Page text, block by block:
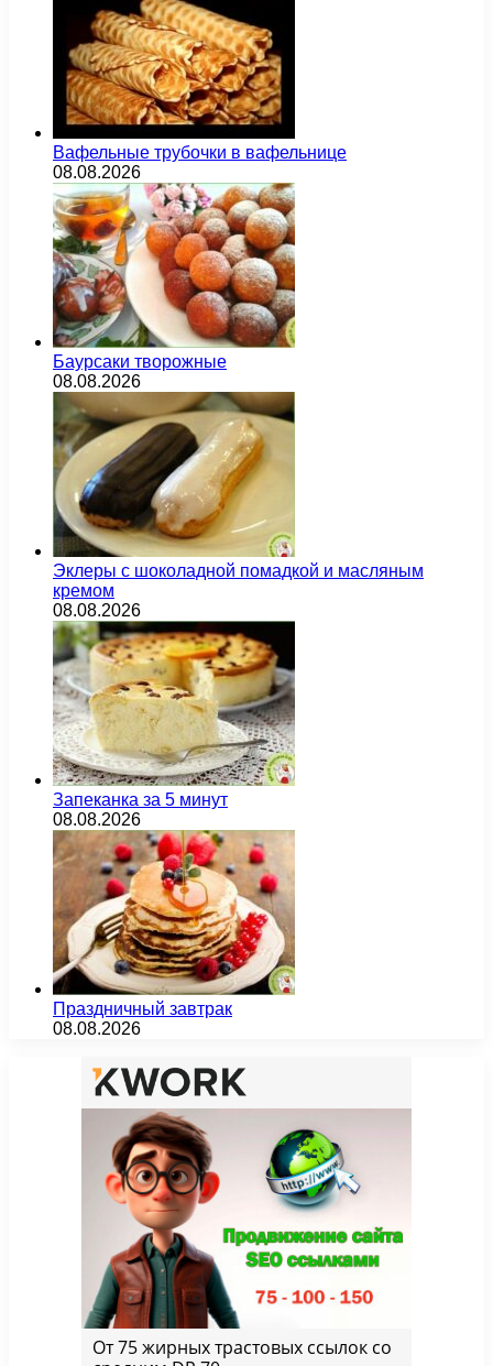
Вафельные трубочки в вафельнице
08.08.2026
Баурсаки творожные
08.08.2026
Эклеры с шоколадной помадкой и масляным
кремом
08.08.2026
Запеканка за 5 минут
08.08.2026
Праздничный завтрак
08.08.2026